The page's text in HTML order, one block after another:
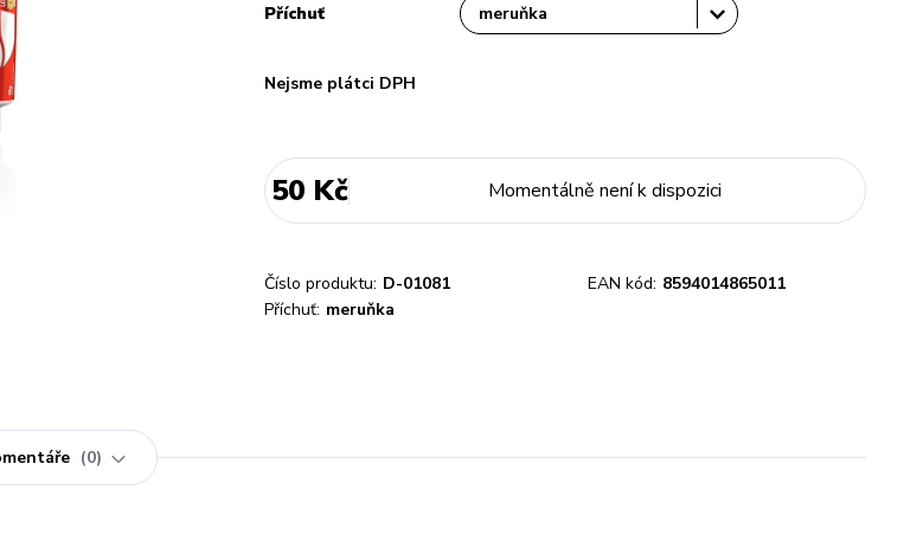
Příchuť
Nejsme plátci DPH
50 Kč Momentálně není k dispozici
Číslo produktu: D-01081 EAN kód: 8594014865011
Příchuť: meruňka
0